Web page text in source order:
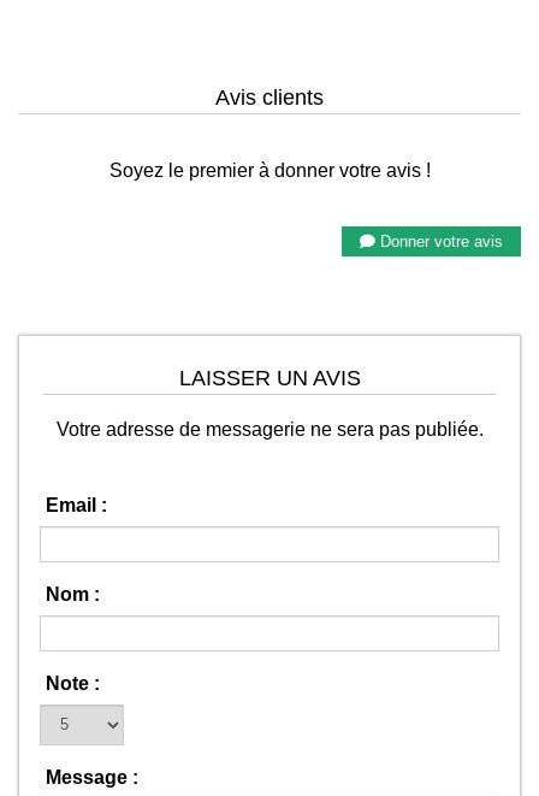
Avis clients
Soyez le premier à donner votre avis !
Donner votre avis
LAISSER UN AVIS
Votre adresse de messagerie ne sera pas publiée.
Email :
Nom :
Note :
Message :